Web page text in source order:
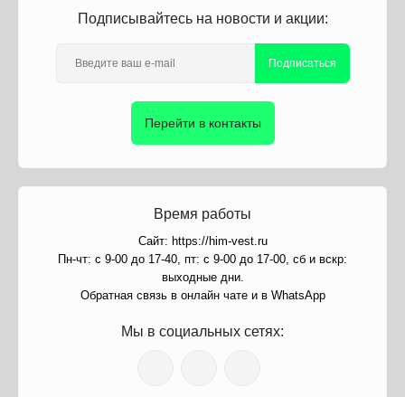
Подписывайтесь на новости и акции:
Подписаться
Перейти в контакты
Время работы
Сайт: https://him-vest.ru
Пн-чт: с 9-00 до 17-40, пт: с 9-00 до 17-00, сб и вскр:
выходные дни.
Обратная связь в онлайн чате и в WhatsApp
Мы в социальных сетях: